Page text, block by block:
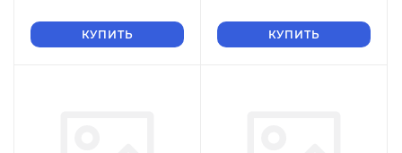
КУПИТЬ КУПИТЬ